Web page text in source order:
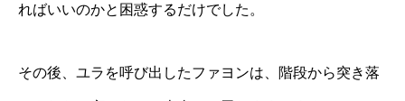
ればいいのかと困惑するだけでした。
その後、ユラを呼び出したファヨンは、階段から突き落